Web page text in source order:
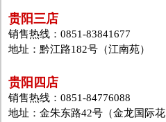
贵阳三店
销售热线：0851-83841677
地址：黔江路182号（江南苑）
贵阳四店
销售热线：0851-84776088
地址：金朱东路42号（金龙国际花